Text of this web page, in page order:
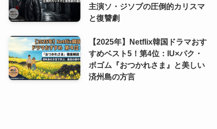
主演ソ・ジソブの圧倒的カリスマ
と復讐劇
【2025年】Netflix韓国ドラマおす
すめベスト5！第4位：IU×パク・
ボゴム『おつかれさま』と美しい
済州島の方言